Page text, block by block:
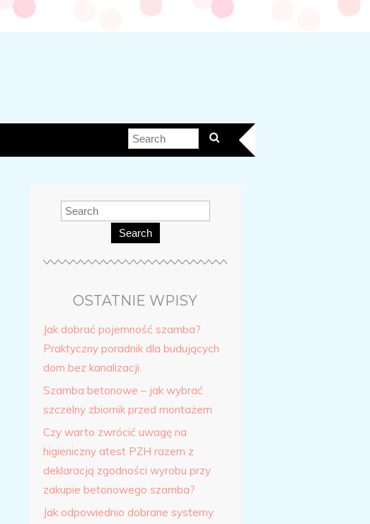
Search
OSTATNIE WPISY
Jak dobrać pojemność szamba?
Praktyczny poradnik dla budujących
dom bez kanalizacji.
Szamba betonowe – jak wybrać
szczelny zbiornik przed montażem
Czy warto zwrócić uwagę na
higieniczny atest PZH razem z
deklaracją zgodności wyrobu przy
zakupie betonowego szamba?
Jak odpowiednio dobrane systemy